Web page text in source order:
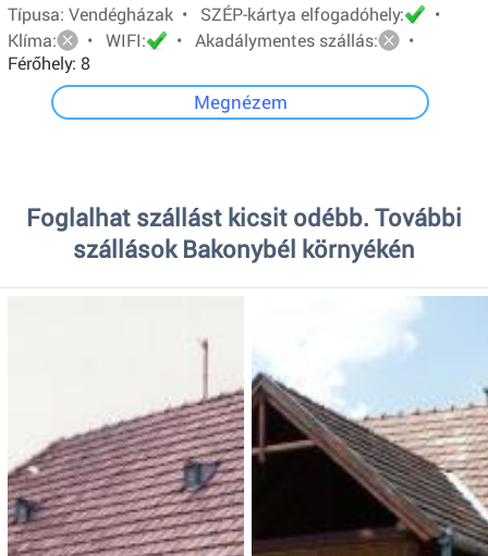
Típusa: Vendégházak • SZÉP-kártya elfogadóhely:
•
Klíma:
• WIFI: • Akadálymentes szállás:
•
Férőhely: 8
Megnézem
Foglalhat szállást kicsit odébb. További
szállások Bakonybél környékén